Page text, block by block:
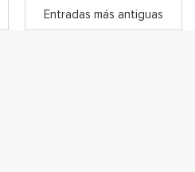
Entradas más antiguas